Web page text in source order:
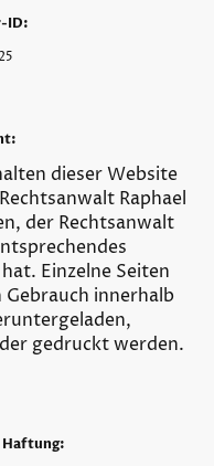
ID:
dieser Website
Raphael
der Rechtsanwalt
Einzelne Seiten
innerhalb
gedruckt werden.